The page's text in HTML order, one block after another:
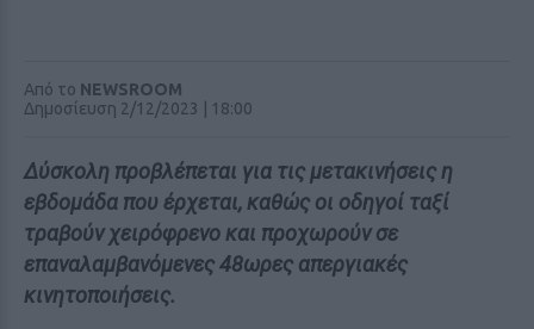
Από το NEWSROOM
Δημοσίευση 2/12/2023 | 18:00
Δύσκολη προβλέπεται για τις μετακινήσεις η
εβδομάδα που έρχεται, καθώς οι οδηγοί ταξί
τραβούν χειρόφρενο και προχωρούν σε
επαναλαμβανόμενες 48ωρες απεργιακές
κινητοποιήσεις.